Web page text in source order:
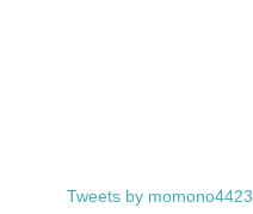
Tweets by momono4423